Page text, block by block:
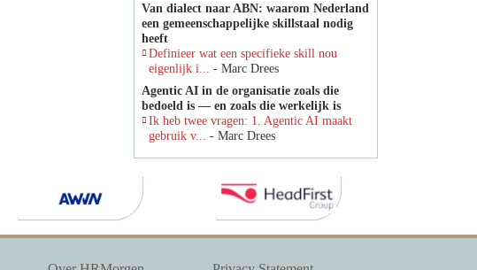
Van dialect naar ABN: waarom Nederland
een gemeenschappelijke skillstaal nodig
heeft
Definieer wat een specifieke skill nou
eigenlijk i... - Marc Drees
Agentic AI in de organisatie zoals die
bedoeld is — en zoals die werkelijk is
Ik heb twee vragen: 1. Agentic AI maakt
gebruik v... - Marc Drees